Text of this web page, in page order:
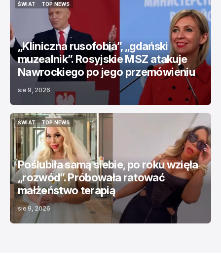
ŚWIAT
TOP NEWS
TOP NEWS
„Kliniczna rusofobia”, „gdański
muzealnik”. Rosyjskie MSZ atakuje
Nawrockiego po jego przemówieniu
sie 9, 2026
ŚWIAT
ŚWIAT
TOP NEWS
TOP NEWS
Poślubiła samą siebie, po roku wzięła
„rozwód”. Próbowała ratować
małżeństwo terapią
sie 9, 2026